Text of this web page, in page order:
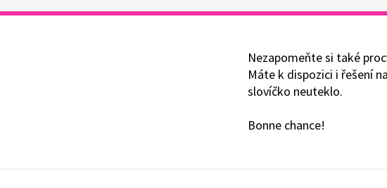
Nezapomeňte si také
Máte k dispozici i řešení
slovíčko neuteklo.
Bonne chance!